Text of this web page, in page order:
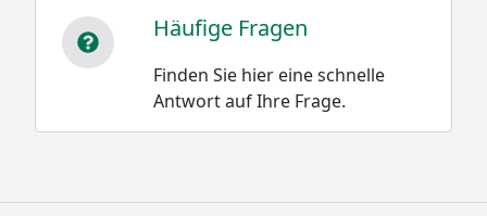
Häufige Fragen
Finden Sie hier eine schnelle
Antwort auf Ihre Frage.